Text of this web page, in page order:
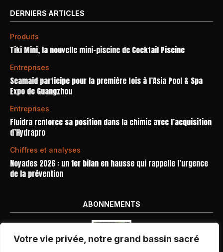
Votre vie privée, notre grand bassin sacré
DERNIERS ARTICLES
Produits
Tiki Mini, la nouvelle mini-piscine de Cocktail Piscine
Entreprises
Seamaid participe pour la première fois à l’Asia Pool & Spa
Expo de Guangzhou
Entreprises
Fluidra renforce sa position dans la chimie avec l’acquisition
d’Hydrapro
Chiffres et analyses
Noyades 2026 : un 1er bilan en hausse qui rappelle l’urgence
de la prévention
ABONNEMENTS